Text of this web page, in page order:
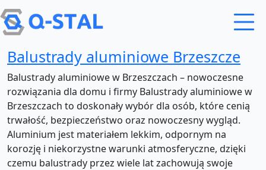
Przejdź do treści
Balustrady aluminiowe Brzeszcze
Balustrady aluminiowe w Brzeszczach – nowoczesne
rozwiązania dla domu i firmy Balustrady aluminiowe w
Brzeszczach to doskonały wybór dla osób, które cenią
trwałość, bezpieczeństwo oraz nowoczesny wygląd.
Aluminium jest materiałem lekkim, odpornym na
korozję i niekorzystne warunki atmosferyczne, dzięki
czemu balustrady przez wiele lat zachowują swoje